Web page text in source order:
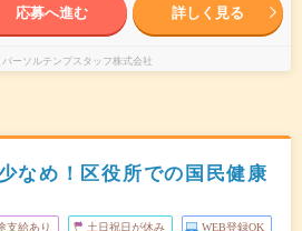
応募へ進む 詳しく見る
パーソルテンプスタッフ株式会社
なめ！区役所での国民健康
支給あり 土日祝日が休み WEB登録OK